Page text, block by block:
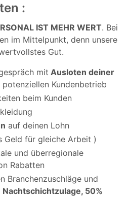
:
IST MEHR WERT. Bei
im Mittelpunkt, denn unsere
Gut.
mit Ausloten deiner
potenziellen Kundenbetrieb
beim Kunden
auf deinen Lohn
Geld für gleiche Arbeit )
und überregionale
Rabatten
Branchenzuschläge und
Nachtschichtzulage, 50%